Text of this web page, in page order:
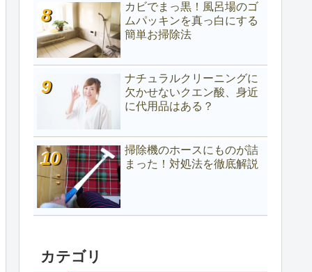
カビでまっ黒！風呂場のゴ
ムパッキンを真っ白にする
簡単お掃除法
ナチュラルクリーニングに
欠かせないクエン酸、身近
に代用品はある？
掃除機のホースにものが詰
まった！対処法を徹底解説
カテゴリ